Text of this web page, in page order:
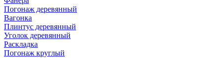
Погонаж деревянный
Вагонка
Плинтус деревянный
Уголок деревянный
Раскладка
Погонаж круглый